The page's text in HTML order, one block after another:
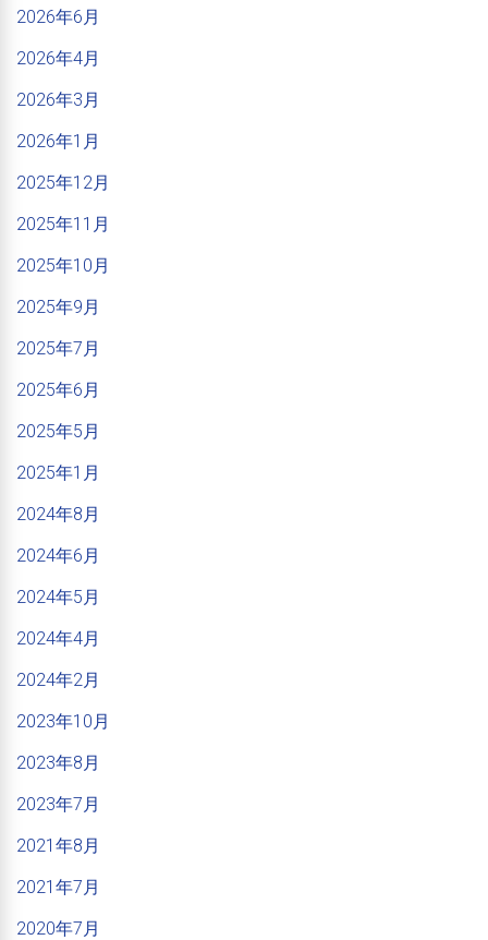
2026年6月
2026年4月
2026年3月
2026年1月
2025年12月
2025年11月
2025年10月
2025年9月
2025年7月
2025年6月
2025年5月
2025年1月
2024年8月
2024年6月
2024年5月
2024年4月
2024年2月
2023年10月
2023年8月
2023年7月
2021年8月
2021年7月
2020年7月